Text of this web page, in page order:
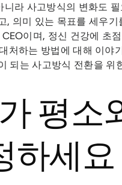
라 사고방식의 변화도
, 의미 있는 목표를 세우
이며, 정신 건강에 초
처하는 방법에 대해 이야
되는 사고방식 전환을 위
평소
하세요